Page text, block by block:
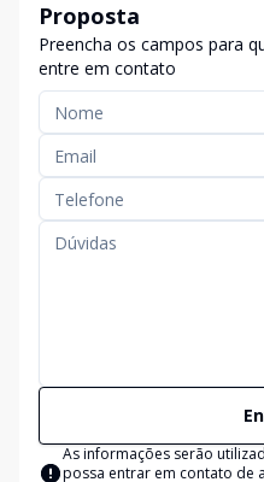
Proposta
Preencha os campos para
entre em contato
As informações serão
possa entrar em contato de